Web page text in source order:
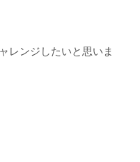
レンジしたいと思いま